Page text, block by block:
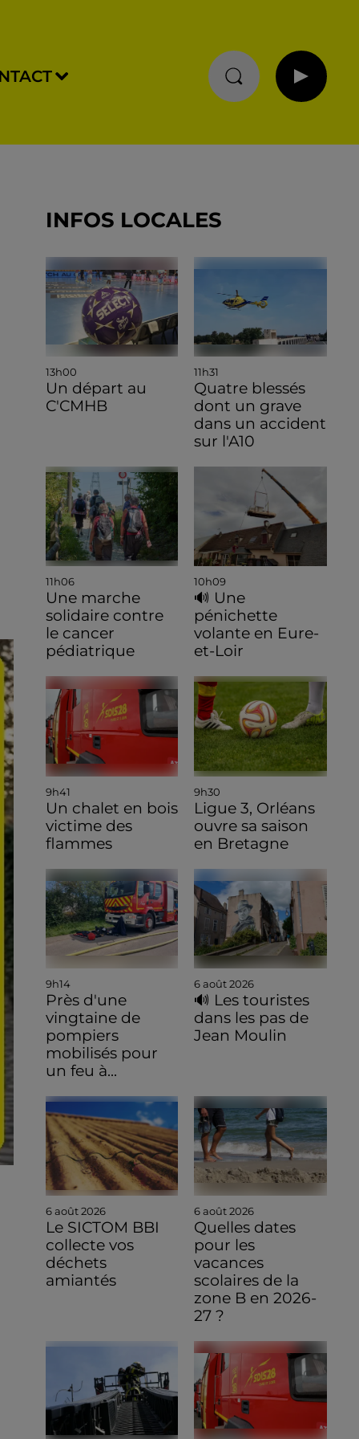
INFOS LOCALES
13h00
Un départ au
C'CMHB
11h31
Quatre blessés
dont un grave
dans un accident
sur l'A10
11h06
Une marche
solidaire contre
le cancer
pédiatrique
10h09
🔊 Une
pénichette
volante en Eure-
et-Loir
9h41
Un chalet en bois
victime des
flammes
9h30
Ligue 3, Orléans
ouvre sa saison
en Bretagne
9h14
Près d'une
vingtaine de
pompiers
mobilisés pour
un feu à...
6 août 2026
🔊 Les touristes
dans les pas de
Jean Moulin
6 août 2026
Le SICTOM BBI
collecte vos
déchets
amiantés
6 août 2026
Quelles dates
pour les
vacances
scolaires de la
zone B en 2026-
27 ?